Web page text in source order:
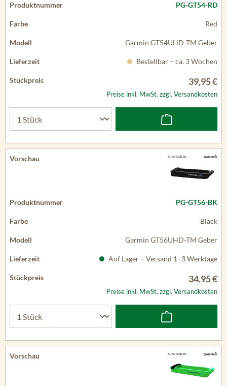
PG-GT54-RD
Red
Garmin GT54UHD-TM Geber
Bestellbar – ca. 3 Wochen
39,95 €
Preise inkl. MwSt. zzgl. Versandkosten
PG-GT56-BK
Black
Garmin GT56UHD-TM Geber
Auf Lager – Versand 1–3 Werktage
34,95 €
Preise inkl. MwSt. zzgl. Versandkosten